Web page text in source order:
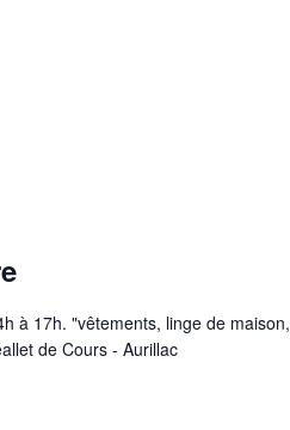
à 17h. "vêtements, linge de maison,
de Cours - Aurillac